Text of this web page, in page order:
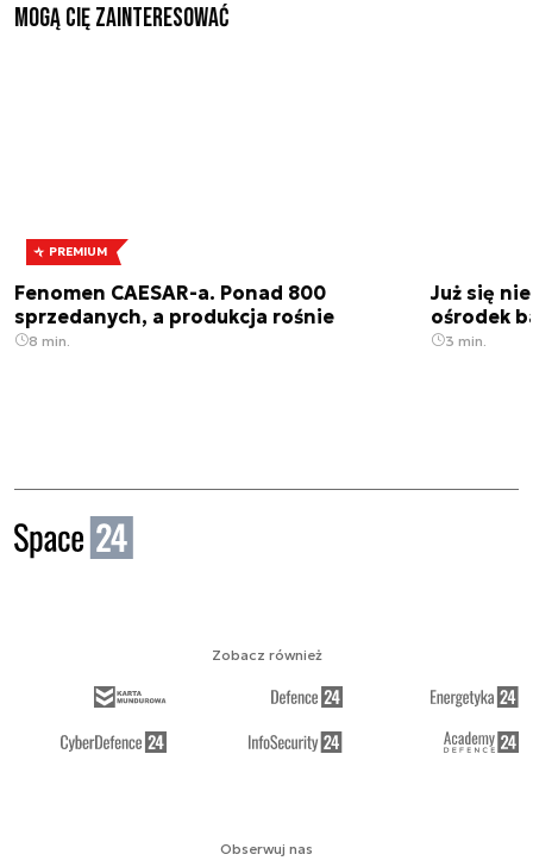
Mogą Cię zainteresować
PREMIUM
Fenomen CAESAR-a. Ponad 800
sprzedanych, a produkcja rośnie
8 min.
Już się
ośrodek
3 min.
Obserwuj nas
Zobacz również